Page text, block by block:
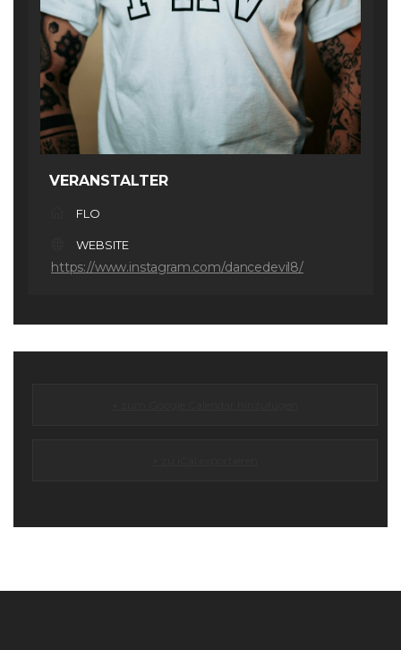
VERANSTALTER
FLO
WEBSITE
https://www.instagram.com/dancedevil8/